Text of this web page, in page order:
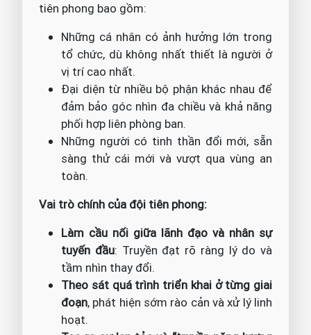
tiên phong bao gồm:
Những cá nhân có ảnh hưởng lớn trong
tổ chức, dù không nhất thiết là người ở
vị trí cao nhất.
Đại diện từ nhiều bộ phận khác nhau để
đảm bảo góc nhìn đa chiều và khả năng
phối hợp liên phòng ban.
Những người có tinh thần đổi mới, sẵn
sàng thử cái mới và vượt qua vùng an
toàn.
Vai trò chính của đội tiên phong:
Làm cầu nối giữa lãnh đạo và nhân sự
tuyến đầu: Truyền đạt rõ ràng lý do và
tầm nhìn thay đổi.
Theo sát quá trình triển khai ở từng giai
đoạn, phát hiện sớm rào cản và xử lý linh
hoạt.